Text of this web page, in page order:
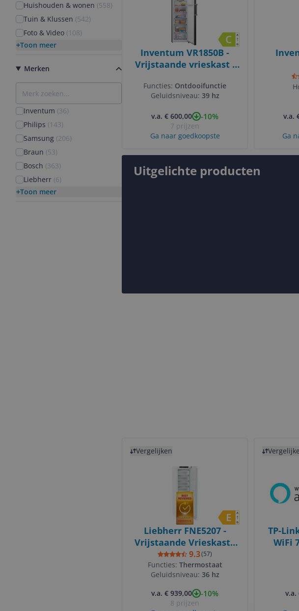
Huishouden & wonen (558)
Tuin & Klussen (542)
Foto & Video (108)
Toon meer
Merken
Inventum (36)
Philips (143)
Samsung (206)
Braun (53)
Bosch (363)
Liebherr (6)
Toon meer
Inventum VR1850B -
Vrijstaande vrieskast -
Zwart RVS
Functies: Ontdooifunctie
Geluidsniveau: 39 hz
v.a. € 600,00 -10%
7 prijzen
Ga naar goedkoopste
v.a.
Ga
Uitgelichte producten
Vergelijken
Liebherr FNE5207 -
Vrijstaande Vrieskast -
278L - Wit
9.3(57)
Functies: Thermostaat
Geluidsniveau: 36 hz
v.a. € 939,00
-10%
8 prijzen
TP-
WiFi
v.a.